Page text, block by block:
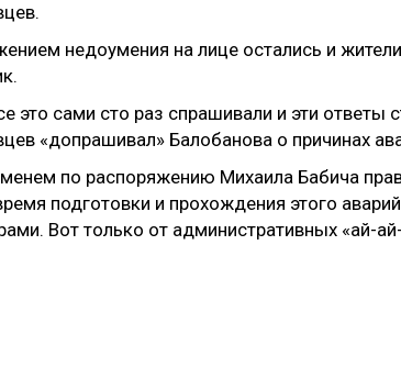
недоумения на лице остались и
это сами сто раз спрашивали и эти ответы
«допрашивал» Балобанова о причинах
по распоряжению Михаила Бабича
подготовки и прохождения этого
Вот только от административных «ай-